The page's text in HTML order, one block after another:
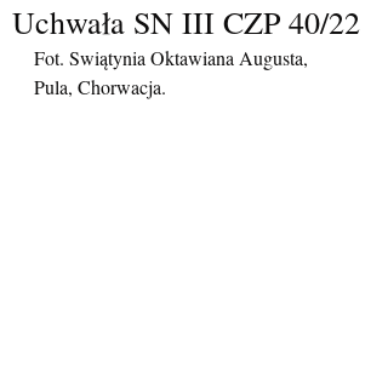
Uchwała SN III CZP 40/22
Fot. Swiątynia Oktawiana Augusta,
Pula, Chorwacja.